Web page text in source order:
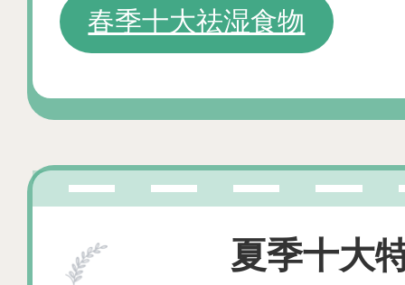
春季十大祛湿食物
夏季十大